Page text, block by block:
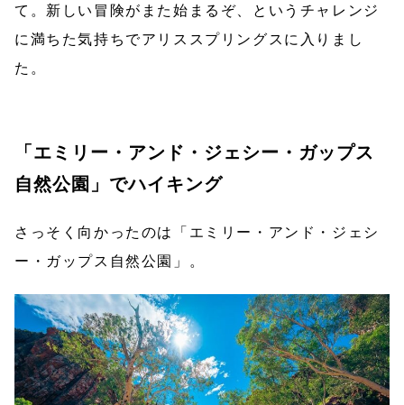
て。新しい冒険がまた始まるぞ、というチャレンジ
に満ちた気持ちでアリススプリングスに入りまし
た。
「エミリー・アンド・ジェシー・ガップス
自然公園」でハイキング
さっそく向かったのは「エミリー・アンド・ジェシ
ー・ガップス自然公園」。